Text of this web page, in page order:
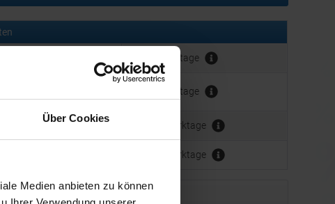
Über Cookies
Medien anbieten zu können
ca. 10 Werktage
der Produktion:
ca. 10 Werktage
Werbeanbringung: ca. 3 - 5 Werktage
ca. 3 - 5 Werktage